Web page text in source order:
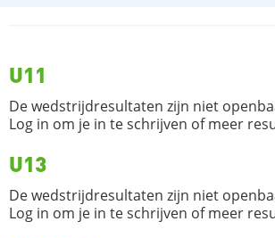
U11
De wedstrijdresultaten zijn niet
Log in om je in te schrijven of meer
U13
De wedstrijdresultaten zijn niet
Log in om je in te schrijven of meer